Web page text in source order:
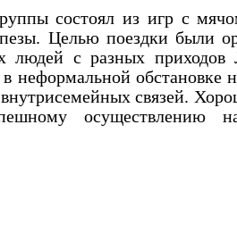
состоял из игр с
Целью поездки были
людей с разных приходов
неформальной обстановке
связей.
осуществлению